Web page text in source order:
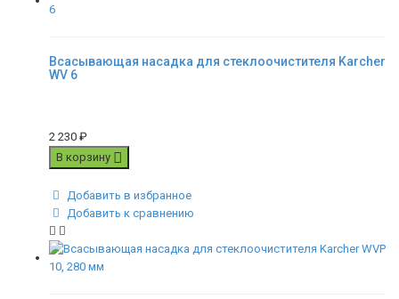
Всасывающая насадка для стеклоочистителя Karcher
WV 6
2 230 ₽
В корзину
Добавить в избранное
Добавить к сравнению